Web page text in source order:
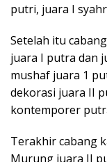
putri, juara I
Setelah itu
juara I putra dan
mushaf juara 1
dekorasi juara II
kontemporer
Terakhir cabang
Murung juara II